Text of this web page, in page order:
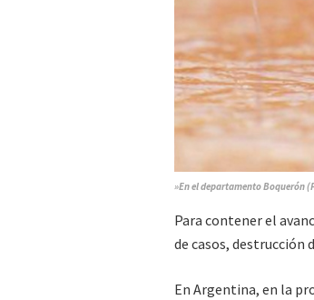
»En el departamento Boquerón
Para contener el
de casos, destrucción
En Argentina, en la